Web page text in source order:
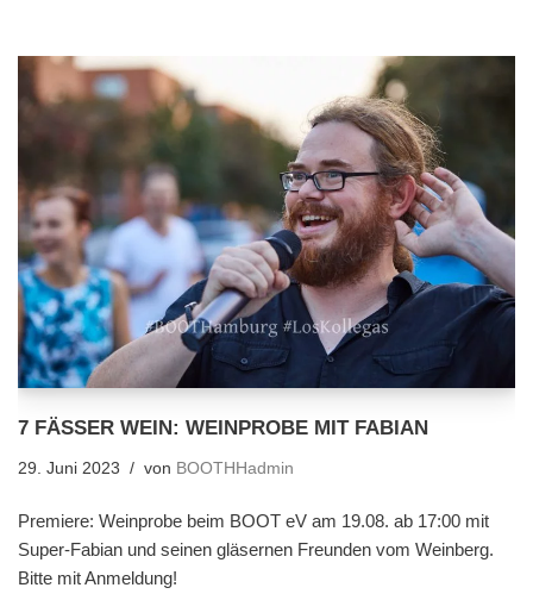
7 FÄSSER WEIN: WEINPROBE MIT FABIAN
29. Juni 2023 von BOOTHHadmin
Premiere: Weinprobe beim BOOT eV am 19.08. ab 17:00 mit
Super-Fabian und seinen gläsernen Freunden vom Weinberg.
Bitte mit Anmeldung!